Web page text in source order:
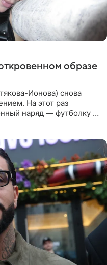
образе
Ионова) снова
На этот раз
наряд — футболку с